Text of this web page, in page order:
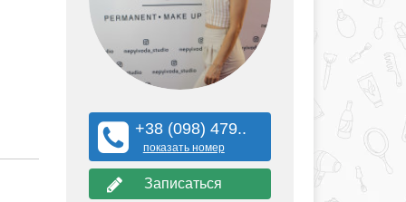
+38 (098) 479..
показать номер
Записаться